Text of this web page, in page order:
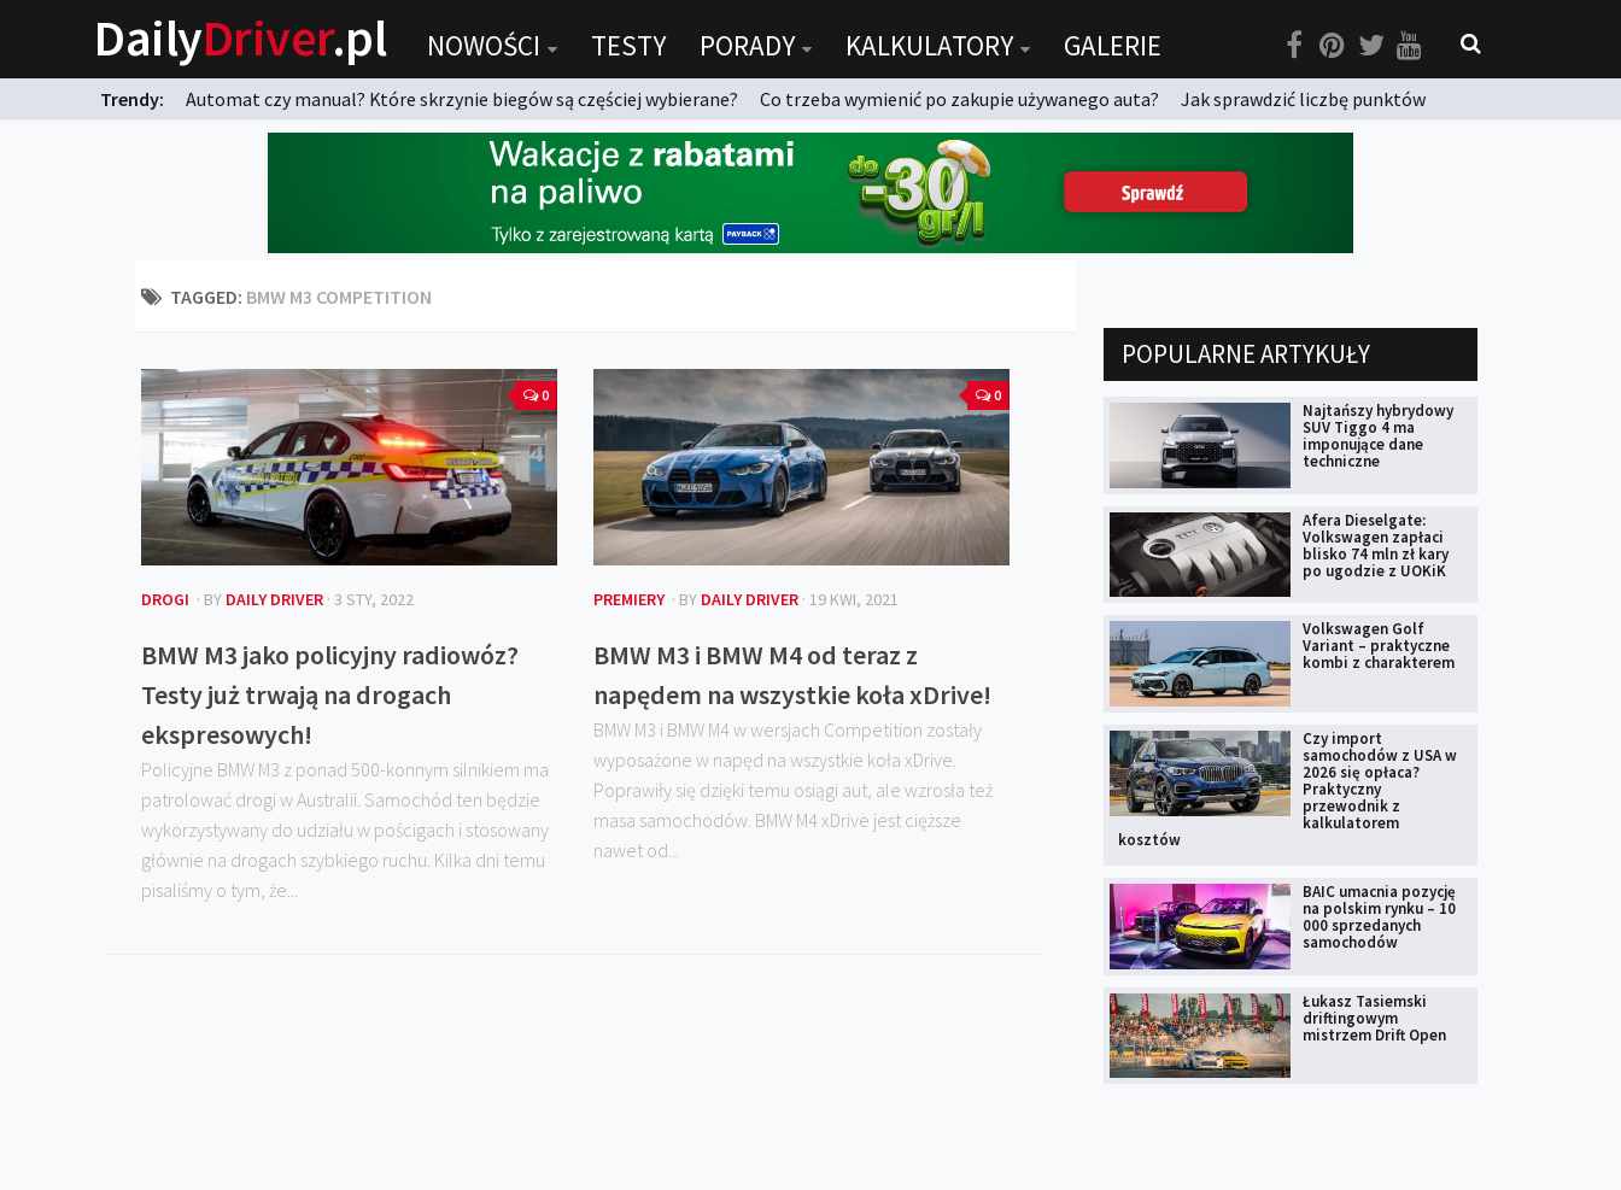
DailyDriver.pl NOWOŚCI TESTY PORADY KALKULATORY GALERIE
Trendy: Automat czy manual? Które skrzynie biegów są częściej wybierane? Co trzeba wymienić po zakupie używanego auta?
Jak sprawdzić liczbę punktów
TAGGED: BMW M3 COMPETITION
0
DROGI · BY DAILY DRIVER · 3 STY, 2022
BMW M3 jako policyjny radiowóz?
Testy już trwają na drogach
ekspresowych!
Policyjne BMW M3 z ponad 500-konnym silnikiem ma
patrolować drogi w Australii. Samochód ten będzie
wykorzystywany do udziału w pościgach i stosowany
głównie na drogach szybkiego ruchu. Kilka dni temu
pisaliśmy o tym, że...
0
PREMIERY · BY DAILY DRIVER · 19 KWI, 2021
BMW M3 i BMW M4 od teraz z
napędem na wszystkie koła xDrive!
BMW M3 i BMW M4 w wersjach Competition zostały
wyposażone w napęd na wszystkie koła xDrive.
Poprawiły się dzięki temu osiągi aut, ale wzrosła też
masa samochodów. BMW M4 xDrive jest cięższe
nawet od...
POPULARNE ARTYKUŁY
Najtańszy hybrydowy
SUV Tiggo 4 ma
imponujące dane
techniczne
Afera Dieselgate:
Volkswagen zapłaci
blisko 74 mln zł kary
po ugodzie z UOKiK
Volkswagen Golf
Variant – praktyczne
kombi z charakterem
Czy import
samochodów z USA w
2026 się opłaca?
Praktyczny
przewodnik z
kalkulatorem
kosztów
BAIC umacnia pozycję
na polskim rynku – 10
000 sprzedanych
samochodów
Łukasz Tasiemski
driftingowym
mistrzem Drift Open